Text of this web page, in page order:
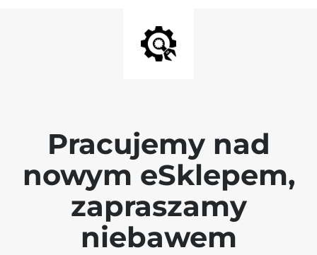
Pracujemy nad
nowym eSklepem,
zapraszamy
niebawem